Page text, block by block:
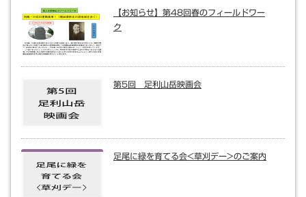
【お知らせ】第48回春のフィールドワー
ク
第5回 足利山岳映画会
足尾に緑を育てる会<草刈デー>のご案内